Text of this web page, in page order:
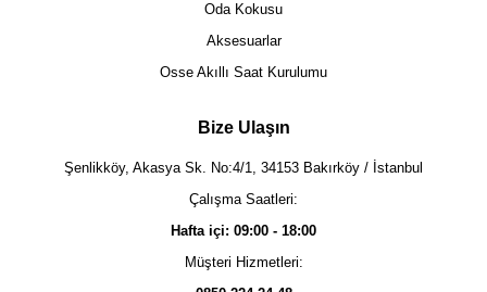
Oda Kokusu
Aksesuarlar
Osse Akıllı Saat Kurulumu
Bize Ulaşın
Şenlikköy, Akasya Sk. No:4/1, 34153 Bakırköy / İstanbul
Çalışma Saatleri:
Hafta içi: 09:00 - 18:00
Müşteri Hizmetleri: